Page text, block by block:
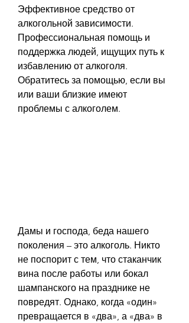
Эффективное средство от
алкогольной зависимости.
Профессиональная помощь и
поддержка людей, ищущих путь к
избавлению от алкоголя.
Обратитесь за помощью, если вы
или ваши близкие имеют
проблемы с алкоголем.
Дамы и господа, беда нашего
поколения – это алкоголь. Никто
не поспорит с тем, что стаканчик
вина после работы или бокал
шампанского на празднике не
повредят. Однако, когда «один»
превращается в «два», а «два» в